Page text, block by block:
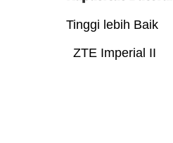
Tinggi lebih Baik
ZTE Imperial II